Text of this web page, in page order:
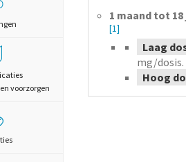
voorzorgen
1 maand tot 18
[1]
Laag
mg/dosis.
Hoog